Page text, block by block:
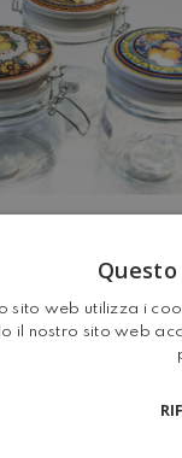
DA CUCINA
CON
sito web utilizza i
il nostro sito web